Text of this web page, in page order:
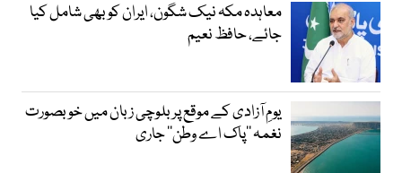
معاہدہ مکہ نیک شگون، ایران کو بھی شامل کیا
جائے، حافظ نعیم
یومِ آزادی کے موقع پر بلوچی زبان میں خوبصورت
نغمہ ’’پاک اے وطن‘‘ جاری